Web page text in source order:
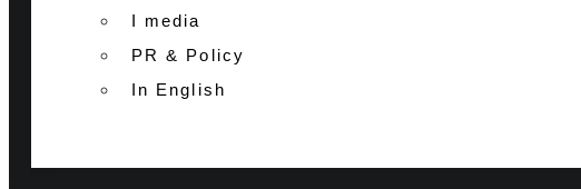
I media
PR & Policy
In English